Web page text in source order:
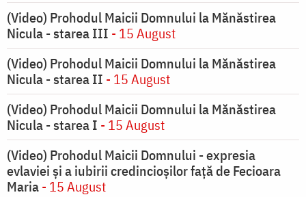
(Video) Prohodul Maicii Domnului la Mănăstirea
Nicula - starea III - 15 August
(Video) Prohodul Maicii Domnului la Mănăstirea
Nicula - starea II - 15 August
(Video) Prohodul Maicii Domnului la Mănăstirea
Nicula - starea I - 15 August
(Video) Prohodul Maicii Domnului - expresia
evlaviei și a iubirii credincioșilor față de Fecioara
Maria- 15 August